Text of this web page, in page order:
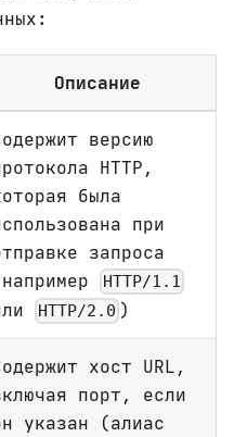
Описание
версию
HTTP,
была
при
запроса
HTTP/1.1
HTTP/2.0 )
хост URL,
порт, если
указан (алиас